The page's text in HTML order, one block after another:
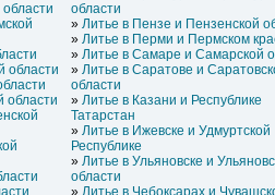
области
области
области
Литье в Пензе и Пензенской
Литье в Перми и Пермском
Литье в Самаре и Самарской
Литье в Саратове и
области
Литье в Казани и Республике
Татарстан
Литье в Ижевске и Удмуртской
Республике
Литье в Ульяновске и
области